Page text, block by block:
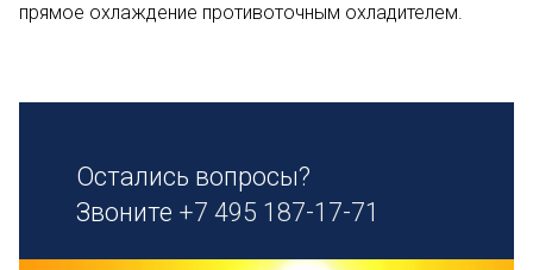
прямое охлаждение противоточным охладителем.
Остались вопросы?
Звоните +7 495 187-17-71